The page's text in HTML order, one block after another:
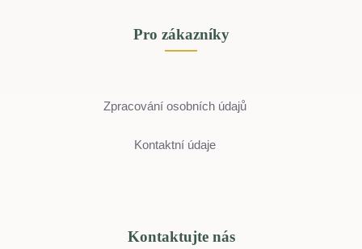
Pro zákazníky
Zpracování osobních údajů
Kontaktní údaje
Kontaktujte nás